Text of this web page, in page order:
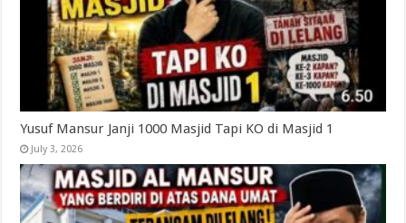
Yusuf Mansur Janji 1000 Masjid Tapi KO di Masjid 1
July 3, 2026